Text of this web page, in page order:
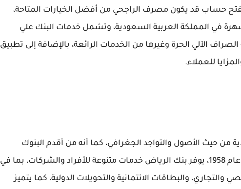
حساب قد يكون مصرف الراجحي من أفضل الخيارات المتاحة،
في المملكة العربية السعودية، وتشمل خدمات البنك علي
الآلي الحرة وغيرها من الخدمات الرائعة، بالإضافة إلى تطبيق
للعملاء.
من حيث الأصول والتواجد الجغرافي، كما أنه من أقدم البنوك
تأسيساً حيث يرجع تاريخ إنشاء البنك إلي عام 1958، يوفر بنك الرياض خدمات متنوعة للأفراد والشركات، بما في
والبطاقات الائتمانية والتحويلات الدولية، كما يتميز